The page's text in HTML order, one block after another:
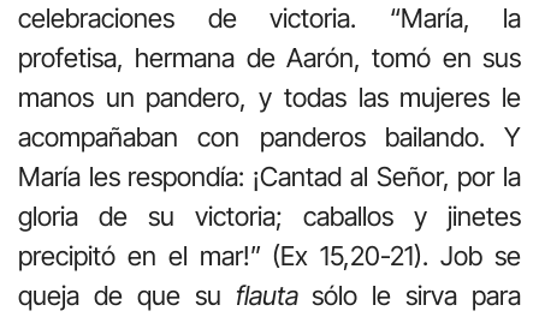
celebraciones de victoria. “María, la
profetisa, hermana de Aarón, tomó en sus
manos un pandero, y todas las mujeres le
acompañaban con panderos bailando. Y
María les respondía: ¡Cantad al Señor, por la
gloria de su victoria; caballos y jinetes
precipitó en el mar!” (Ex 15,20-21). Job se
queja de que su flautasólo le sirva para